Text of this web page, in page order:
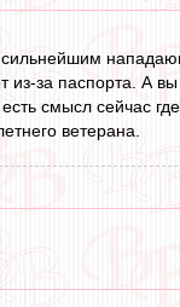
за паспорта. А вы
смысл сейчас
ветерана.